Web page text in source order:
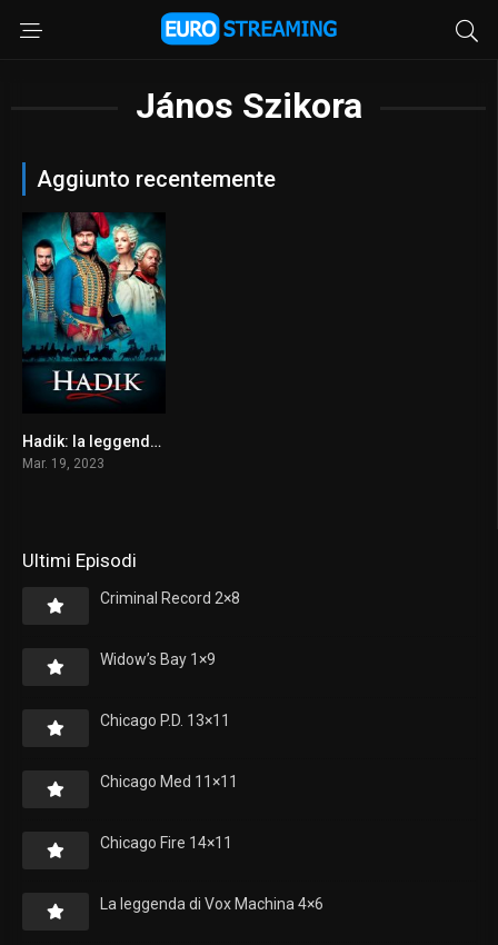
János Szikora
Aggiunto recentemente
4.5Hadik: la leggenda di un guerriero
Mar. 19, 2023
Ultimi Episodi
Criminal Record 2×8
Widow’s Bay 1×9
Chicago P.D. 13×11
Chicago Med 11×11
Chicago Fire 14×11
La leggenda di Vox Machina 4×6